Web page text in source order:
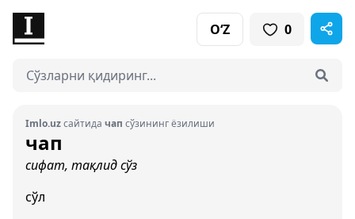
O‘Z 0
Imlo.uzсайтида чап сўзининг ёзилиши
чап
сифат, тақлид сўз
сўл